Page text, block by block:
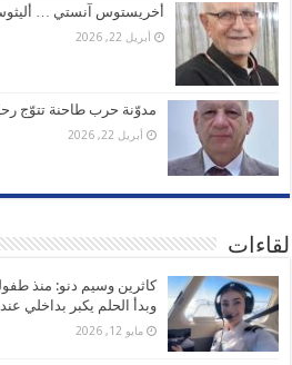
أخريستوس آنستي …
أبريل 22, 2026
مدوّنة حرب طاحنة تتوّج
أبريل 22, 2026
لقاءات
كاثرين وسيم دنو: منذ
وبدأ الحلم يكبر بداخلي
مايو 12, 2026